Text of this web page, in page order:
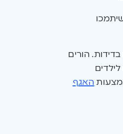
הורים
האגף